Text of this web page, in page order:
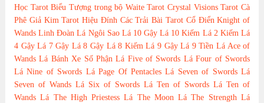
Học Tarot Biểu Tượng trong bộ Waite Tarot Crystal Visions Tarot Cà
Phê Giả Kim Tarot Hiệu Đính Các Trải Bài Tarot Cổ Điển Knight of
Wands Linh Đoàn Lá Ngôi Sao Lá 10 Gậy Lá 10 Kiếm Lá 2 Kiếm Lá
4 Gậy Lá 7 Gậy Lá 8 Gậy Lá 8 Kiếm Lá 9 Gậy Lá 9 Tiền Lá Ace of
Wands Lá Bánh Xe Số Phận Lá Five of Swords Lá Four of Swords
Lá Nine of Swords Lá Page Of Pentacles Lá Seven of Swords Lá
Seven of Wands Lá Six of Swords Lá Ten of Swords Lá Ten of
Wands Lá The High Priestess Lá The Moon Lá The Strength Lá